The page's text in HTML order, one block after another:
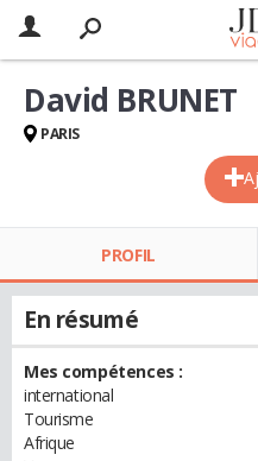
David BRUNET
PARIS
PROFIL
En résumé
Mes compétences :
international
Tourisme
Afrique